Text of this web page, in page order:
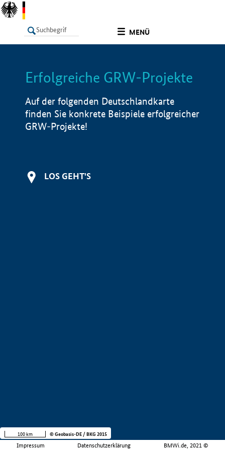
MENÜ
LISTE Info
Erfolgreiche GRW-Projekte
Auf der folgenden Deutschlandkarte
finden Sie konkrete Beispiele erfolgreicher
GRW-Projekte!
LOS GEHT'S
Impressum Datenschutzerklärung BMWi.de, 2021 ©
100 km © Geobasis-DE / BKG 2015